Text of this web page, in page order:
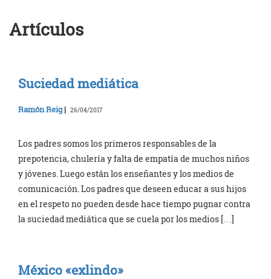
Artículos
Suciedad mediática
Ramón Reig | 26/04/2017
Los padres somos los primeros responsables de la
prepotencia, chulería y falta de empatía de muchos niños
y jóvenes. Luego están los enseñantes y los medios de
comunicación. Los padres que deseen educar a sus hijos
en el respeto no pueden desde hace tiempo pugnar contra
la suciedad mediática que se cuela por los medios […]
México «exlindo»